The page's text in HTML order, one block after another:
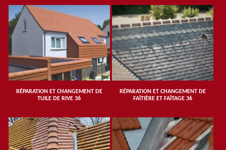
RÉPARATION ET CHANGEMENT DE
TUILE DE RIVE 36
RÉPARATION ET CHANGEMENT DE
FAÎTIÈRE ET FAÎTAGE 36